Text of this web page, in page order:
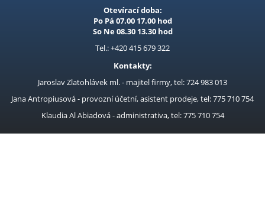
Otevírací doba:
Po Pá 07.00 17.00 hod
So Ne 08.30 13.30 hod
Tel.: +420 415 679 322
Kontakty:
Jaroslav Zlatohlávek ml. - majitel firmy, tel: 724 983 013
Jana Antropiusová - provozní účetní, asistent prodeje, tel: 775 710 754
Klaudia Al Abiadová - administrativa, tel: 775 710 754